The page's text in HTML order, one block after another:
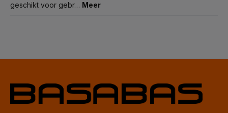
geschikt voor gebr… Meer